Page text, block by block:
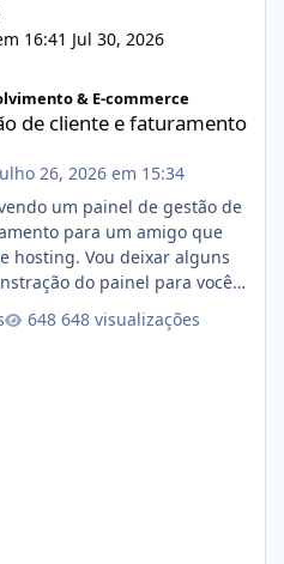
16:41 Jul 30, 2026
& E-commerce
de cliente e faturamento
26, 2026 em 15:34
um painel de gestão de
para um amigo que
hosting. Vou deixar alguns
do painel para vocês
concluído e conta com
648 visualizações